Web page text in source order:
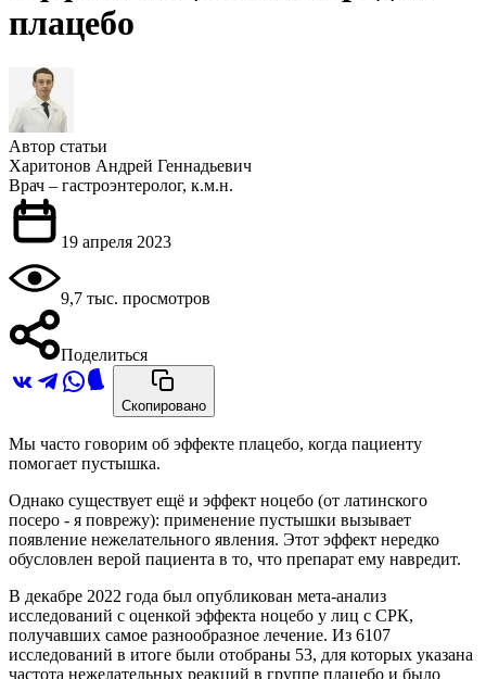
плацебо
Автор статьи
Харитонов Андрей Геннадьевич
Врач – гастроэнтеролог, к.м.н.
19 апреля 2023
9,7 тыс. просмотров
Поделиться
Скопировано
Мы часто говорим об эффекте плацебо, когда пациенту
помогает пустышка.
Однако существует ещё и эффект ноцебо (от латинского
посеро - я поврежу): применение пустышки вызывает
появление нежелательного явления. Этот эффект нередко
обусловлен верой пациента в то, что препарат ему навредит.
В декабре 2022 года был опубликован мета-анализ
исследований с оценкой эффекта ноцебо у лиц с СРК,
получавших самое разнообразное лечение. Из 6107
исследований в итоге были отобраны 53, для которых указана
частота нежелательных реакций в группе плацебо и было